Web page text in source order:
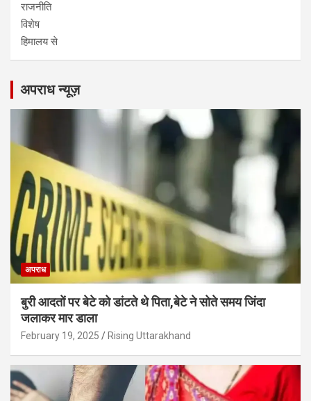
राजनीति
विशेष
हिमालय से
अपराध न्यूज़
अपराध
बुरी आदतों पर बेटे को डांटते थे पिता,बेटे ने सोते समय जिंदा
जलाकर मार डाला
February 19, 2025 Rising Uttarakhand